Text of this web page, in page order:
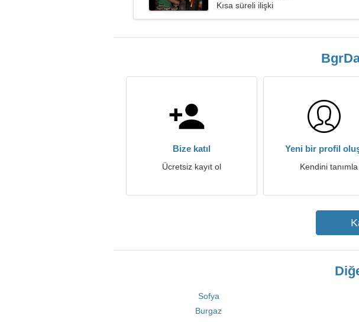
Kısa süreli ilişki
Bize katıl
Ücretsiz kayıt ol
Yeni bir profil
Kendini tanımla
Sofya
Burgaz